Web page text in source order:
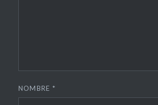
NOMBRE *